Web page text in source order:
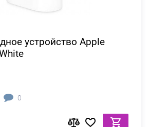
устройство Apple
0